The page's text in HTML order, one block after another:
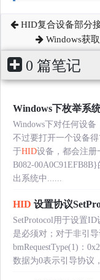
HID复合设备部分
Windows获
0 篇笔记
Windows下枚举系
Windows下对任何设备
不过要打开一个设备
于HID设备，都会注册
B082-
出系统中......
HID 设置协议
SetProtocol用于设置
是必须对；对于非引
bmRequestType(1)：
数据为0表示引导协议